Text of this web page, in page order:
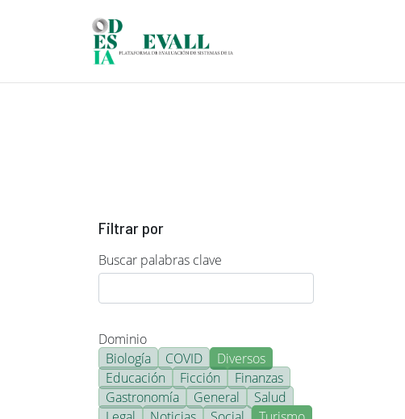
Filtrar por
Buscar palabras clave
Dominio
Biología
COVID
Diversos
Educación
Ficción
Finanzas
Gastronomía
General
Salud